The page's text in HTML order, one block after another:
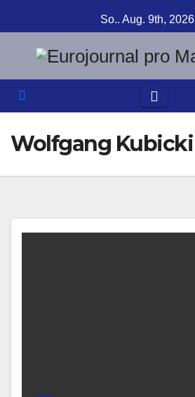
Inhalt
springen
So.. Aug. 9th, 2026
Wolfgang Kubicki